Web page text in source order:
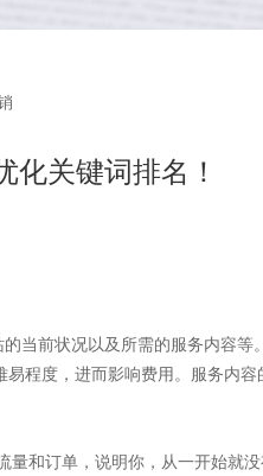
化关键词排名！
当前状况以及所需的服务内容
程度，进而影响费用。服务内
和订单，说明你，从一开始就没